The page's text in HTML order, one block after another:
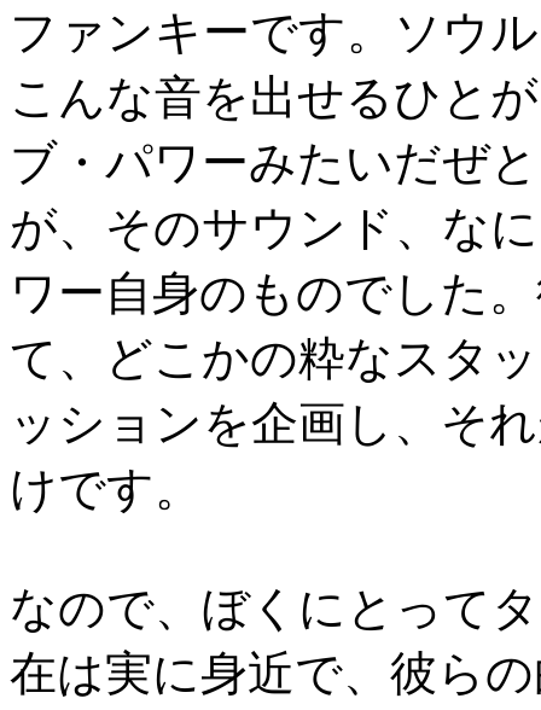
ファンキーです。ソウ
こんな音を出せるひと
ブ・パワーみたいだぜ
が、そのサウンド、な
ワー自身のものでした
て、どこかの粋なスタ
ッションを企画し、そ
けです。
なので、ぼくにとって
在は実に身近で、彼ら